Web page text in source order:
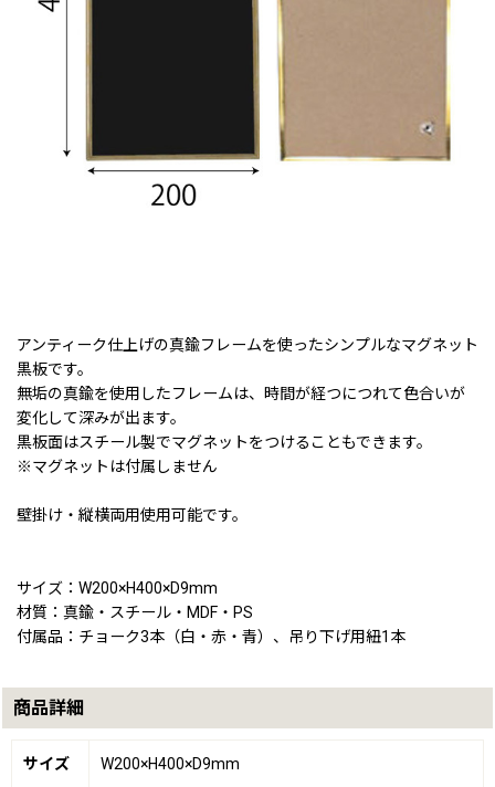
アンティーク仕上げの真鍮フレームを使ったシンプルなマグネット
黒板です。
無垢の真鍮を使用したフレームは、時間が経つにつれて色合いが
変化して深みが出ます。
黒板面はスチール製でマグネットをつけることもできます。
※マグネットは付属しません
壁掛け・縦横両用使用可能です。
サイズ：W200×H400×D9mm
材質：真鍮・スチール・MDF・PS
付属品：チョーク3本（白・赤・青）、吊り下げ用紐1本
商品詳細
サイズ W200×H400×D9mm